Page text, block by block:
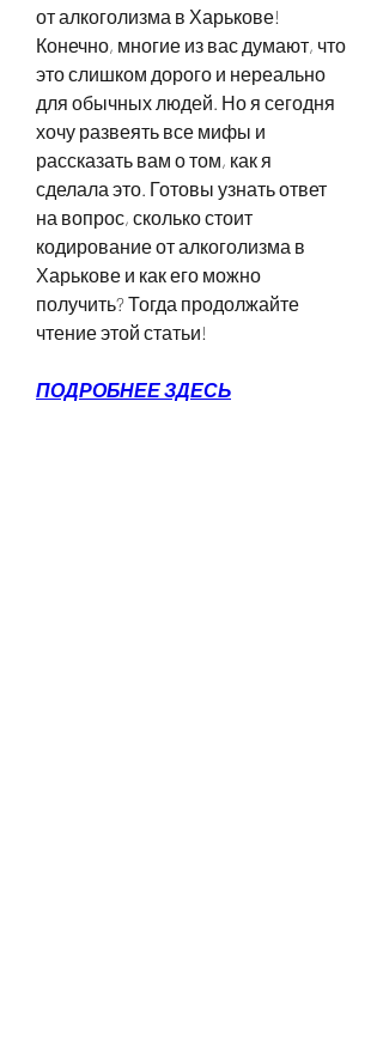
от алкоголизма в Харькове!
Конечно, многие из вас думают, что
это слишком дорого и нереально
для обычных людей. Но я сегодня
хочу развеять все мифы и
рассказать вам о том, как я
сделала это. Готовы узнать ответ
на вопрос, сколько стоит
кодирование от алкоголизма в
Харькове и как его можно
получить? Тогда продолжайте
чтение этой статьи!
ПОДРОБНЕЕ ЗДЕСЬ